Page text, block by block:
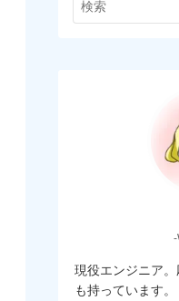
-
現役エンジニア
も持っています。